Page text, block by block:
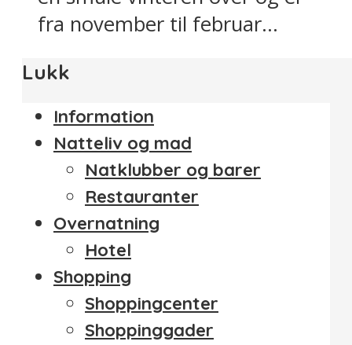
fra november til februar...
Lukk
Information
Natteliv og mad
Natklubber og barer
Restauranter
Overnatning
Hotel
Shopping
Shoppingcenter
Shoppinggader